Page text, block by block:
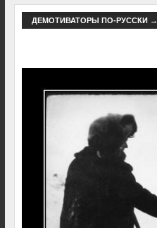
ДЕМОТИВАТОРЫ ПО-РУССКИ→